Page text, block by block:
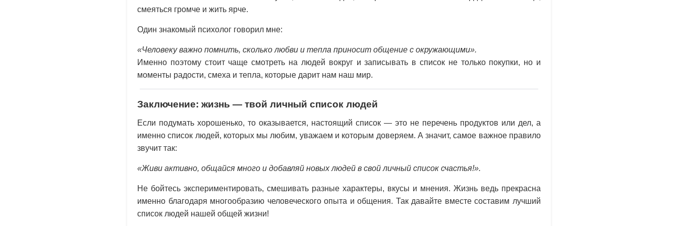
смеяться громче и жить ярче.
Один знакомый психолог говорил мне:
«Человеку важно помнить, сколько любви и тепла приносит общение с окружающими».
Именно поэтому стоит чаще смотреть на людей вокруг и записывать в список не только покупки, но и
моменты радости, смеха и тепла, которые дарит нам наш мир.
Заключение: жизнь — твой личный список людей
Если подумать хорошенько, то оказывается, настоящий список — это не перечень продуктов или дел, а
именно список людей, которых мы любим, уважаем и которым доверяем. А значит, самое важное правило
звучит так:
«Живи активно, общайся много и добавляй новых людей в свой личный список счастья!».
Не бойтесь экспериментировать, смешивать разные характеры, вкусы и мнения. Жизнь ведь прекрасна
именно благодаря многообразию человеческого опыта и общения. Так давайте вместе составим лучший
список людей нашей общей жизни!